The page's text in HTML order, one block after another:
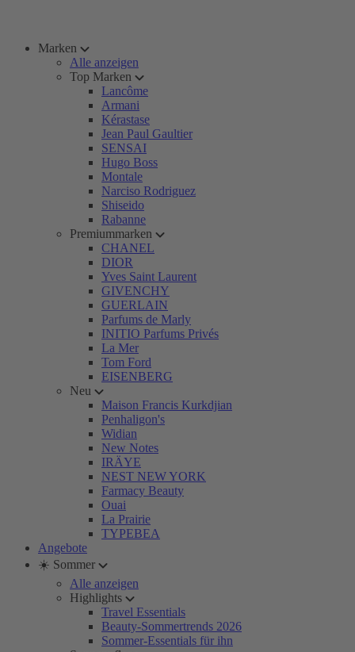
Marken
Alle anzeigen
Top Marken
Lancôme
Armani
Kérastase
Jean Paul Gaultier
SENSAI
Hugo Boss
Montale
Narciso Rodriguez
Shiseido
Rabanne
Premiummarken
CHANEL
DIOR
Yves Saint Laurent
GIVENCHY
GUERLAIN
Parfums de Marly
INITIO Parfums Privés
La Mer
Tom Ford
EISENBERG
Neu
Maison Francis Kurkdjian
Penhaligon's
Widian
New Notes
IRÄYE
NEST NEW YORK
Farmacy Beauty
Ouai
La Prairie
TYPEBEA
Angebote
☀️ Sommer
Alle anzeigen
Highlights
Travel Essentials
Beauty-Sommertrends 2026
Sommer-Essentials für ihn